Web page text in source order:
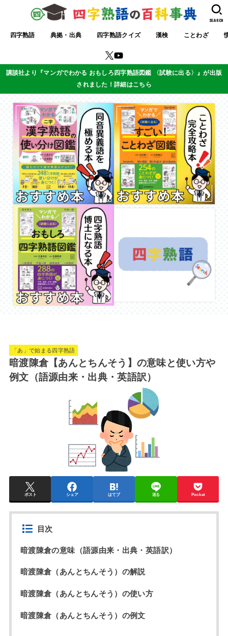
四字熟語 典拠・出典 四字熟語クイズ 漢検 ことわざ
SEARCH
講談社より『マンガでわかる おもしろ四字熟語図鑑 〈試験に出る〉』が出版
されました！詳細はこちら
「あ」で始まる四字熟語
暗渡陳倉【あんとちんそう】の意味と使い方や
例文（語源由来・出典・英語訳）
ポスト シェア はてブ 送る Pocket
目次
暗渡陳倉の意味（語源由来・出典・英語訳）
暗渡陳倉（あんとちんそう）の解説
暗渡陳倉（あんとちんそう）の使い方
暗渡陳倉（あんとちんそう）の例文